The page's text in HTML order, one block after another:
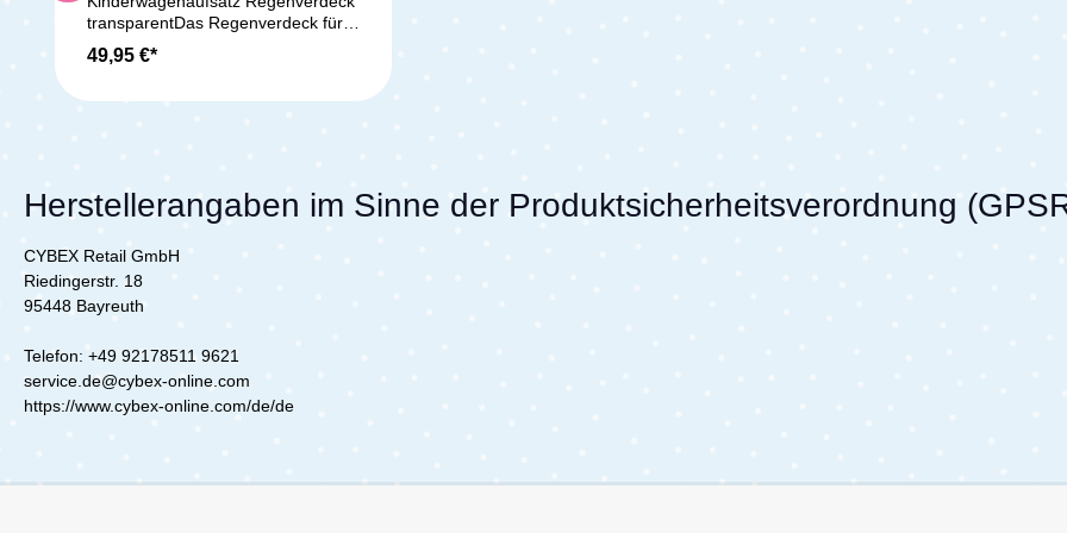
transparent
transparentDas Regenverdeck für
dein Gazelle S Cot (Liegewanne) ist
leicht und schnell angebracht und
vor Regen und Wind. Geeignet für:
Bitte beachte, dass dieses Angebot
KEINEN Kinderwagen (Liegewanne,
beinhaltet.
49,95 €*
Herstellerangaben im Sinne der Produktsicherheitsverordnung
CYBEX Retail GmbH
Riedingerstr. 18
95448 Bayreuth
Telefon: +49 92178511 9621
service.de@cybex-online.com
https://www.cybex-online.com/de/de